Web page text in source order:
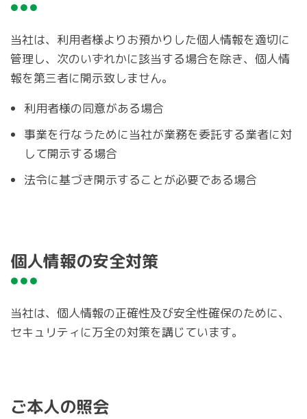
当社は、利用者様よりお預かりした個人情報を適切に
管理し、次のいずれかに該当する場合を除き、個人情
報を第三者に開示致しません。
利用者様の同意がある場合
事業を行なうために当社が業務を委託する業者に対
して開示する場合
法令に基づき開示することが必要である場合
個人情報の安全対策
当社は、個人情報の正確性及び安全性確保のために、
セキュリティに万全の対策を講じています。
ご本人の照会